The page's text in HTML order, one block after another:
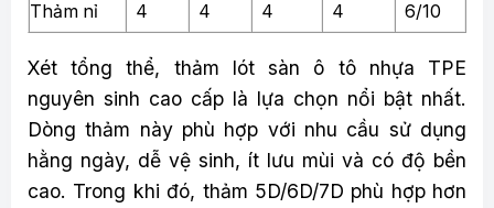
Thảm nỉ 4 4 4 4 6/10
Xét tổng thể, thảm lót sàn ô tô nhựa TPE
nguyên sinh cao cấp là lựa chọn nổi bật nhất.
Dòng thảm này phù hợp với nhu cầu sử dụng
hằng ngày, dễ vệ sinh, ít lưu mùi và có độ bền
cao. Trong khi đó, thảm 5D/6D/7D phù hợp hơn